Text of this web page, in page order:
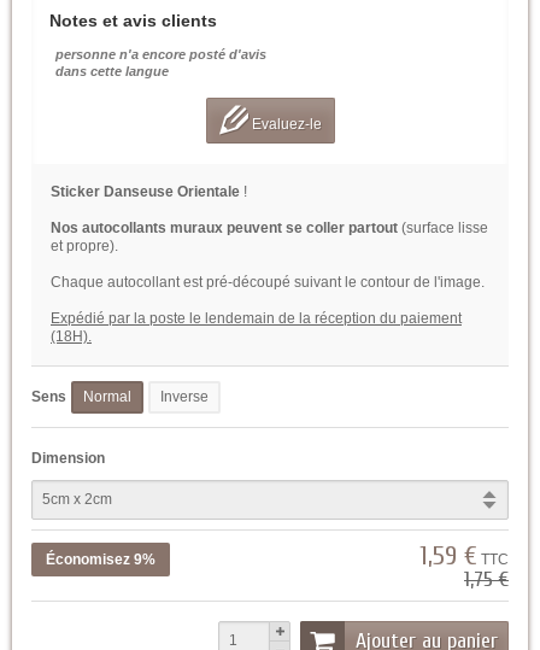
Notes et avis clients
personne n'a encore posté d'avis
dans cette langue
Evaluez-le
Sticker Danseuse Orientale !
Nos autocollants muraux peuvent se coller partout (surface lisse
et propre).
Chaque autocollant est pré-découpé suivant le contour de l'image.
Expédié par la poste le lendemain de la réception du paiement
(18H).
Sens Normal Inverse
Dimension
Économisez 9% 1,59 € TTC
1,75 €
Ajouter au panier